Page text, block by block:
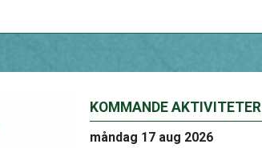
KOMMANDE AKTIVITETER
måndag 17 aug 2026